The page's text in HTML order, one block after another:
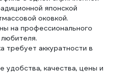
японской
оковкой.
на профессионального
требует аккуратности в
удобства, качества, цены и